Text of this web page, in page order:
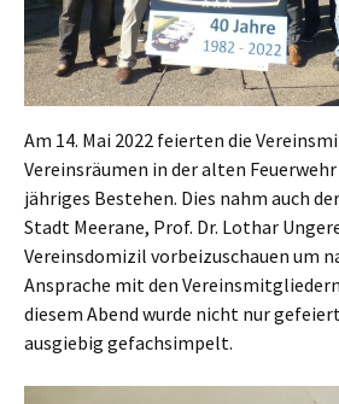
Am 14. Mai 2022 feierten die
Vereinsräumen in der alten
jähriges Bestehen. Dies nahm auch
Stadt Meerane, Prof. Dr. Lothar
Vereinsdomizil vorbeizuschauen um
Ansprache mit den
diesem Abend wurde nicht nur
ausgiebig gefachsimpelt.